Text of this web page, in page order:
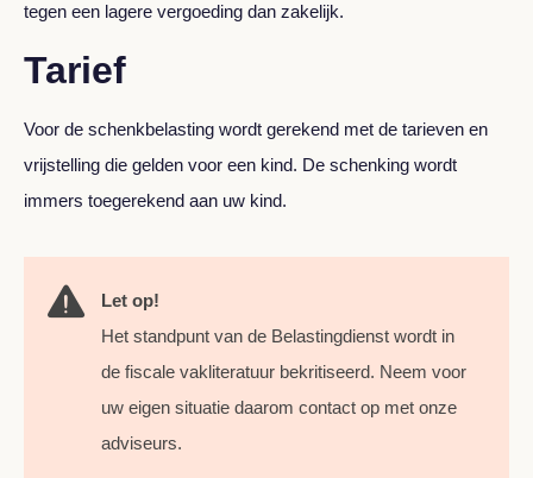
tegen een lagere vergoeding dan zakelijk.
Tarief
Voor de schenkbelasting wordt gerekend met de tarieven en
vrijstelling die gelden voor een kind. De schenking wordt
immers toegerekend aan uw kind.
Let op!
Het standpunt van de Belastingdienst wordt in
de fiscale vakliteratuur bekritiseerd. Neem voor
uw eigen situatie daarom contact op met onze
adviseurs.